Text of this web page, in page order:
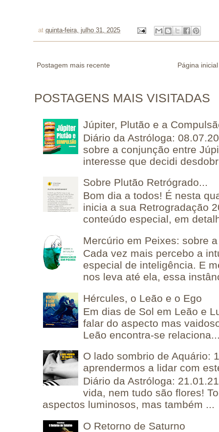
at quinta-feira, julho 31, 2025
Postagem mais recente Página inicial
POSTAGENS MAIS VISITADAS
Júpiter, Plutão e a
Diário da Astróloga:
sobre a conjunção entre
interesse que decidi
Sobre Plutão Retrógrado...
Bom dia a todos! É nesta
inicia a sua Retrogradação
conteúdo especial, em
Mercúrio em Peixes: sobre
Cada vez mais percebo a
especial de inteligência. E
nos leva até ela, essa
Hércules, o Leão e o Ego
Em dias de Sol em Leão e
falar do aspecto mas
Leão encontra-se
O lado sombrio de Aquário:
aprendermos a lidar com
Diário da Astróloga:
vida, nem tudo são flores!
aspectos luminosos, mas também ...
O Retorno de Saturno